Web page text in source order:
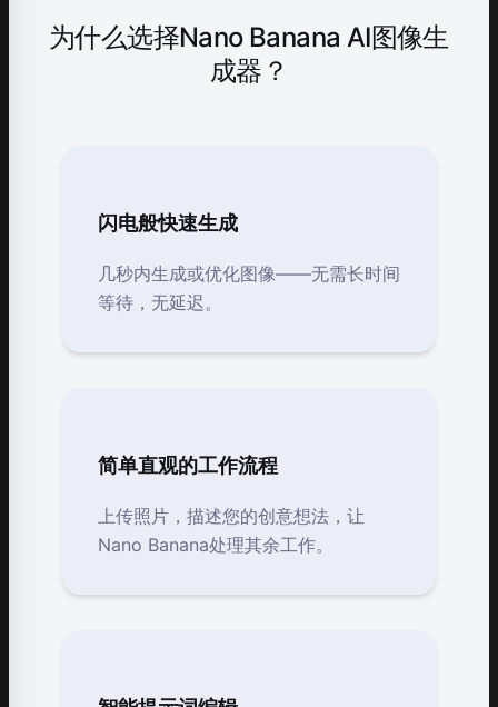
为什么选择Nano Banana AI图像生
成器？
闪电般快速生成
几秒内生成或优化图像——无需长时间
等待，无延迟。
简单直观的工作流程
上传照片，描述您的创意想法，让
Nano Banana处理其余工作。